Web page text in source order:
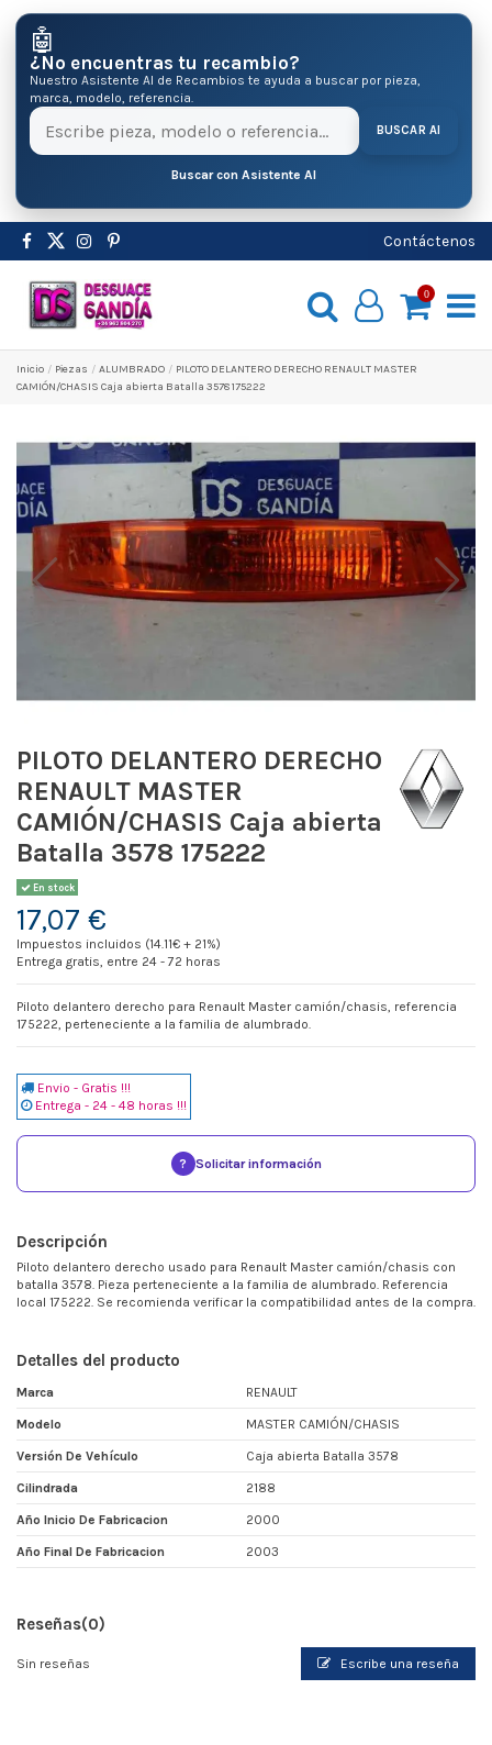
🤖
¿No encuentras tu recambio?
Nuestro Asistente AI de Recambios te ayuda a buscar por pieza,
marca, modelo, referencia.
BUSCAR AI
Buscar con Asistente AI
Contáctenos
0
Inicio Pіezas ALUMBRADO
PILOTO DELANTERO DERECHO RENAULT MASTER
CAMIÓN/CHASIS Caja abierta Batalla 3578 175222
PILOTO DELANTERO DERECHO
RENAULT MASTER
CAMIÓN/CHASIS Caja abierta
Batalla 3578 175222
En stock
17,07 €
Impuestos incluidos (14.11€ + 21%)
Entrega gratis, entre 24 - 72 horas
Piloto delantero derecho para Renault Master camión/chasis, referencia
175222, perteneciente a la familia de alumbrado.
Envio - Gratis !!!
Entrega - 24 - 48 horas !!!
? Solicitar información
Descripción
Piloto delantero derecho usado para Renault Master camión/chasis con
batalla 3578. Pieza perteneciente a la familia de alumbrado. Referencia
local 175222. Se recomienda verificar la compatibilidad antes de la compra.
Detalles del producto
Marca RENAULT
Modelo MASTER CAMIÓN/CHASIS
Versión De Vehículo Caja abierta Batalla 3578
Cilindrada 2188
Año Inicio De Fabricacion 2000
Año Final De Fabricacion 2003
Reseñas(0)
Sin reseñas Escribe una reseña